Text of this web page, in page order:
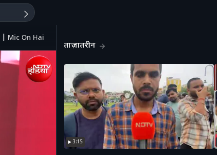
| Mic On Hai
ताज़ातरीन
3:15